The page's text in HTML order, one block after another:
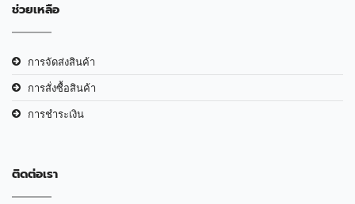
ช่วยเหลือ
การจัดส่งสินค้า
การสั่งซื้อสินค้า
การชำระเงิน
ติดต่อเรา